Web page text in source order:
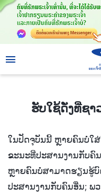
ຮັບໃຊ້ດັ່ງທີ່ຊາວອິດສະຣາເອນເຮັດ
ຮັບໃຊ້ດັ່ງທີ່ຊາ
ໃນປັດຈຸບັນນີ້ ຫຼາຍຄົນບໍ່ໃ
ຂະນະທີ່ປະສານງານກັບຄົ
ຫຼາຍຄົນບໍ່ສາມາດຮຽນຮູ້
ປະສານງານກັບຄົນອື່ນ; ພ